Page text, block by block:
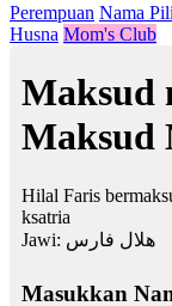
Perempuan Nama
Husna Mom's Club
Maksud
Maksud
Hilal Faris
ksatria
Jawi: هلال فارس
Masukkan